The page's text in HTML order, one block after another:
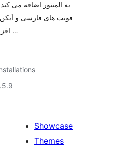
به المنتور اضافه می
فونت های فارسی و آیکن
افزونه سایت ساز المنتو …
Showcase
Themes